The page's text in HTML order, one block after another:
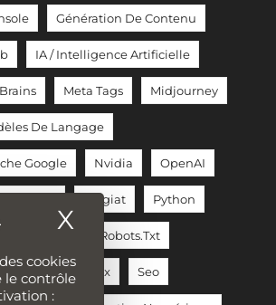
Génération De Contenu
IA / Intelligence Artificielle
Meta Tags Midjourney
De Langage
Google Nvidia OpenAI
Plagiat Python
Robots.txt
Réseaux Sociaux Seo
cookies
le contrôle
:
X Masquer le